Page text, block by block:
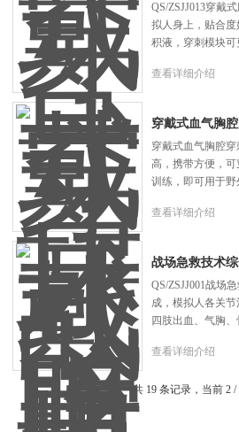
QS/ZSJJ013穿戴
拟人身上，贴合
积液，穿刺模块可
查看详细介绍
穿戴式血气胸
穿戴式血气胸腔
高，携带方便，
训练，即可用于野
查看详细介绍
战场急救技术
QS/ZSJJ001战场
成，模拟人各关
四肢出血、气胸、
查看详细介绍
共 19 条记录，当前 2 /